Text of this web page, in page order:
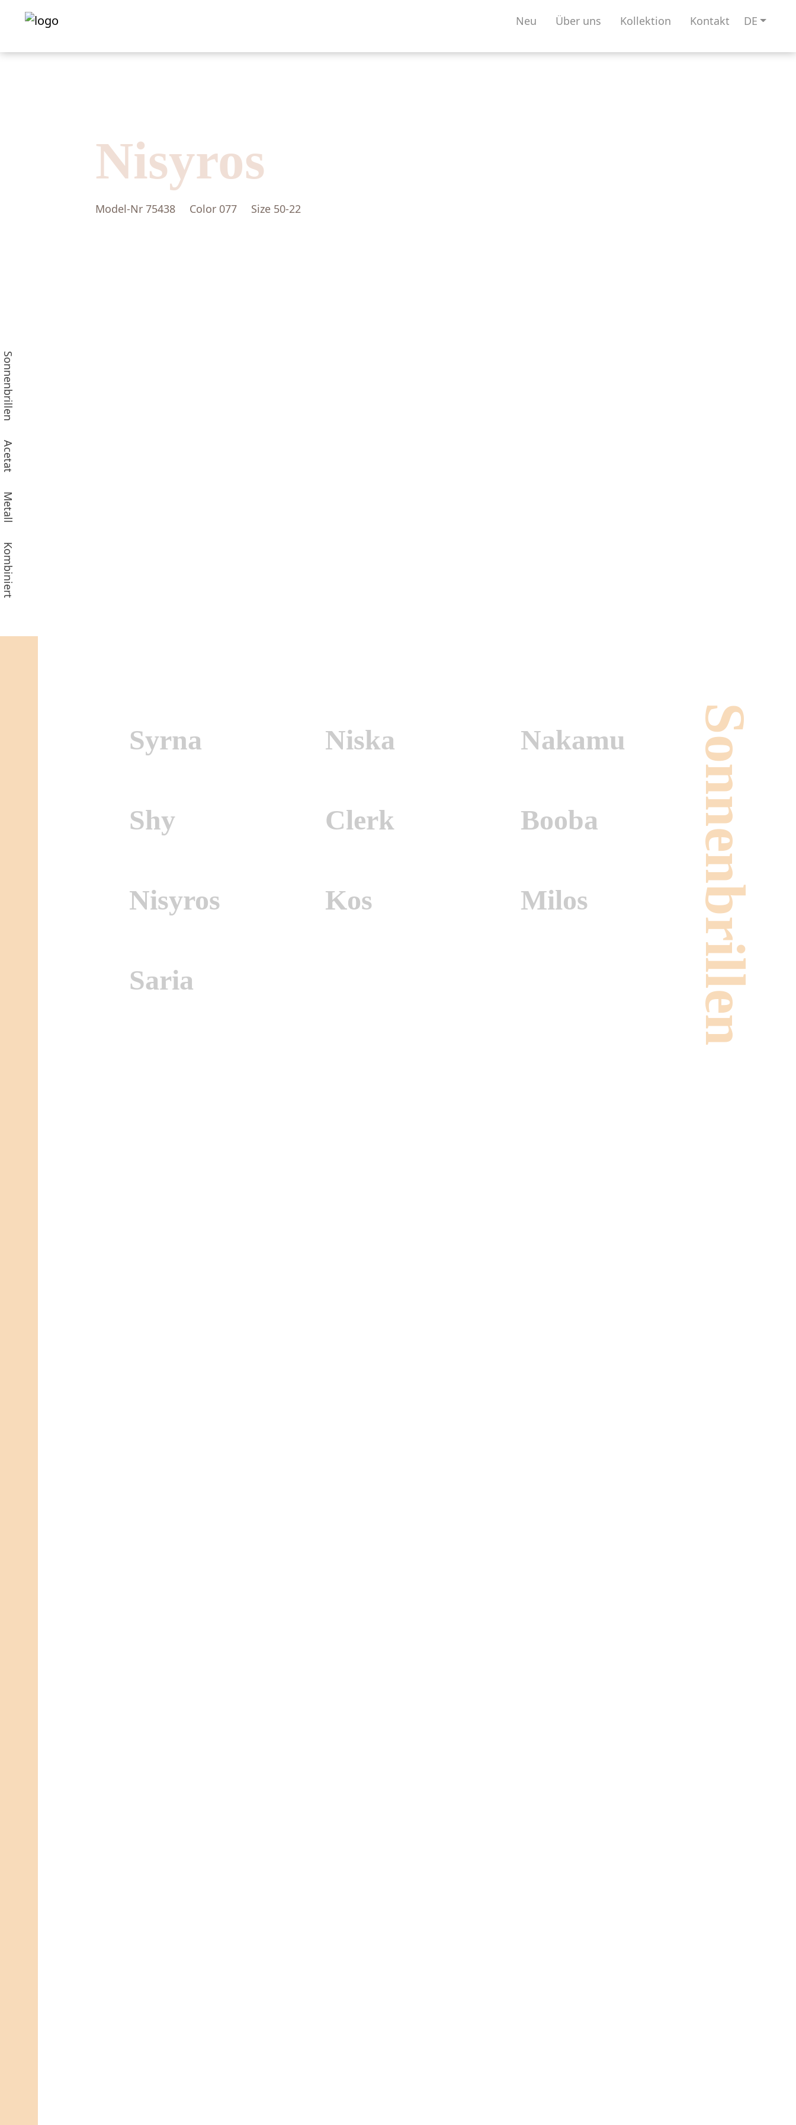
Neu Über uns Kollektion Kontakt DE
Nisyros
Model-Nr75438 Color 077 Size 50-22
Sonnenbrillen
Acetat
Metall
Kombiniert
Sonnenbrillen
Syrna Niska Nakamu
Shy Clerk Booba
Nisyros Kos Milos
Saria